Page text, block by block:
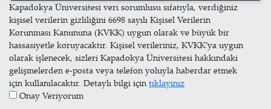
Kapadokya Üniversitesi veri sorumlusu sıfatıyla, verdiğiniz
kişisel verilerin gizliliğini 6698 sayılı Kişisel Verilerin
Korunması Kanununa (KVKK) uygun olarak ve büyük bir
hassasiyetle koruyacaktır. Kişisel verileriniz, KVKK’ya uygun
olarak işlenecek, sizleri Kapadokya Üniversitesi hakkındaki
gelişmelerden e-posta veya telefon yoluyla haberdar etmek
için kullanılacaktır. Detaylı bilgi için tıklayınız
Onay Veriyorum